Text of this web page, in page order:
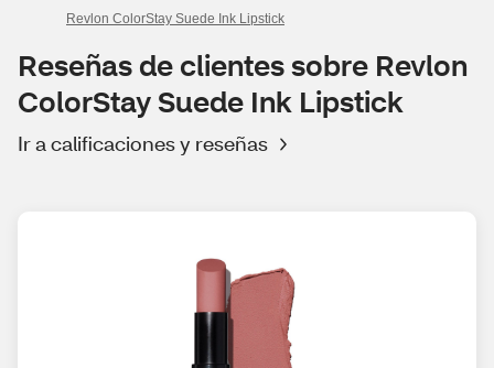
Revlon ColorStay Suede Ink Lipstick
Reseñas de clientes sobre Revlon
ColorStay Suede Ink Lipstick
Ir a calificaciones y reseñas